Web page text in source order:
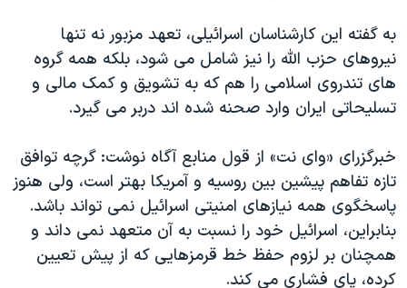
به گفته این کارشناسان اسرائیلی، تعهد مزبور نه تنها
نیروهای حزب الله را نیز شامل می شود، بلکه همه گروه
های تندروی اسلامی را هم که به تشویق و کمک مالی و
تسلیحاتی ایران وارد صحنه شده اند دربر می گیرد.
خبرگزرای «وای نت» از قول منابع آگاه نوشت: گرچه توافق
تازه تفاهم پیشین بین روسیه و آمریکا بهتر است، ولی هنوز
پاسخگوی همه نیازهای امنیتی اسرائیل نمی تواند باشد.
بنابراین، اسرائیل خود را نسبت به آن متعهد نمی داند و
همچنان بر لزوم حفظ خط قرمزهایی که از پیش تعیین
کرده، پای فشاری می کند.